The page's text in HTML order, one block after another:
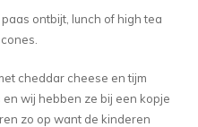
ontbijt, lunch of high tea
cheddar cheese en tijm
wij hebben ze bij een kopje
zo op want de kinderen